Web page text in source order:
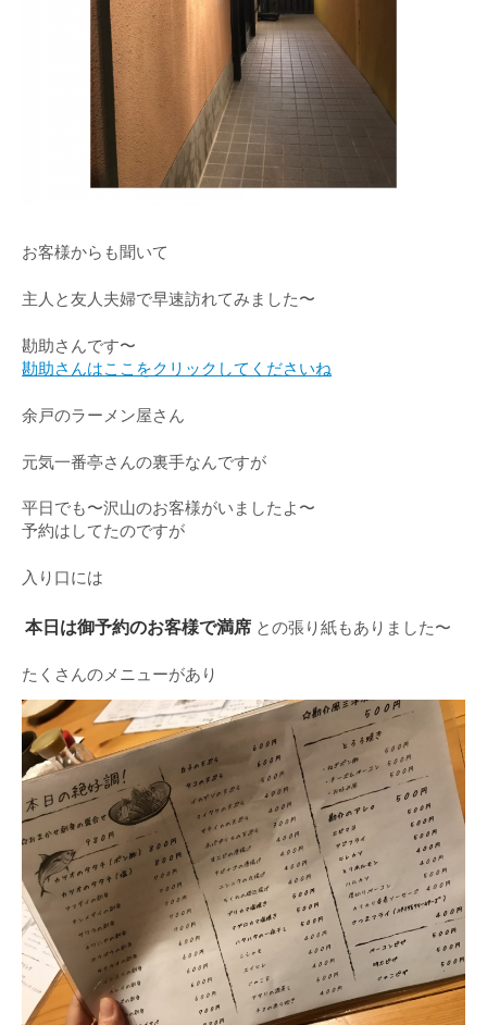
お客様からも聞いて
主人と友人夫婦で早速訪れてみました〜
勘助さんです〜
勘助さんはここをクリックしてくださいね
余戸のラーメン屋さん
元気一番亭さんの裏手なんですが
平日でも〜沢山のお客様がいましたよ〜
予約はしてたのですが
入り口には
本日は御予約のお客様で満席 との張り紙もありました〜
たくさんのメニューがあり